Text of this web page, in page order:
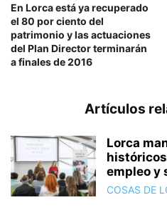
En Lorca está ya recuperado
el 80 por ciento del
patrimonio y las actuaciones
del Plan Director terminarán
a finales de 2016
Artículos
Lorca
empleo y
COSAS DE